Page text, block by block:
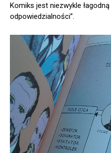
Komiks jest niezwykle
odpowiedzialności”.